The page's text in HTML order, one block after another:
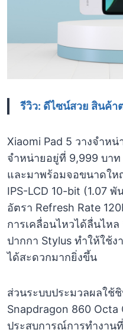
รีวิว: ดีไซน์สวย สินค้
Xiaomi Pad 5 วางจำห
จำหน่ายอยู่ที่ 9,999 บาท
และมาพร้อมจอขนาดให
IPS-LCD 10-bit (1.07
อัตรา Refresh Rate
การเคลื่อนไหวได้ลื่นไห
ปากกา Stylus ทำให้ใช้
ได้สะดวกมากยิ่งขึ้น
ส่วนระบบประมวลผลใช้
Snapdragon 860
ประสบการณ์การทำงานที่